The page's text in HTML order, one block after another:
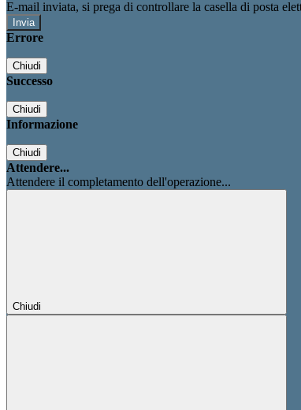
E-mail inviata, si prega di controllare la casella di posta
Errore
Chiudi
Successo
Chiudi
Informazione
Chiudi
Attendere...
Attendere il completamento dell'operazione...
Chiudi